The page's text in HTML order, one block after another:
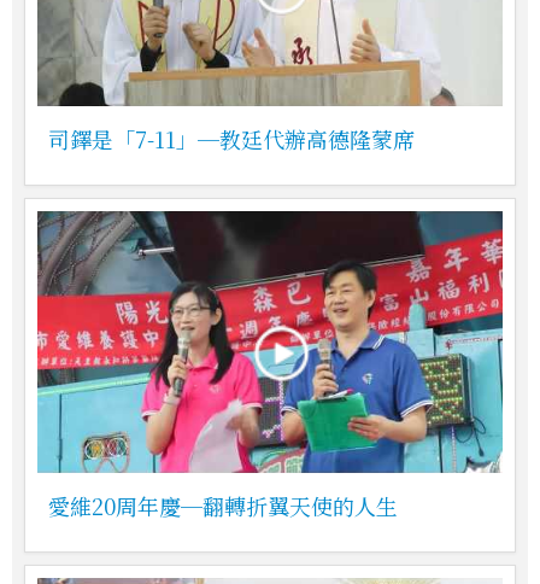
司鐸是「7-11」─教廷代辦高德隆蒙席
愛維20周年慶─翻轉折翼天使的人生